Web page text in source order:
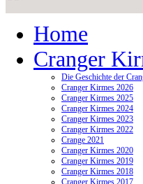
Home
Cranger
Die Geschichte der
Cranger Kirmes 2026
Cranger Kirmes 2025
Cranger Kirmes 2024
Cranger Kirmes 2023
Cranger Kirmes 2022
Crange 2021
Cranger Kirmes 2020
Cranger Kirmes 2019
Cranger Kirmes 2018
Cranger Kirmes 2017